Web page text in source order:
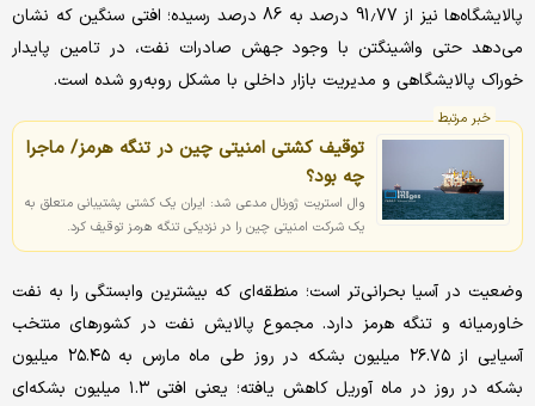
پالایشگاه‌ها نیز از 91.77 درصد به 86 درصد رسیده؛ افتی سنگین که نشان
می‌دهد حتی واشینگتن با وجود جهش صادرات نفت، در تامین پایدار
خوراک پالایشگاهی و مدیریت بازار داخلی با مشکل روبه‌رو شده است.
خبر مرتبط
توقیف کشتی امنیتی چین در تنگه هرمز/ ماجرا
چه بود؟
وال استریت ژورنال مدعی شد: ایران یک کشتی پشتیبانی متعلق به
یک شرکت امنیتی چین را در نزدیکی تنگه هرمز توقیف کرد.
وضعیت در آسیا بحرانی‌تر است؛ منطقه‌ای که بیشترین وابستگی را به نفت
خاورمیانه و تنگه هرمز دارد. مجموع پالایش نفت در کشورهای منتخب
آسیایی از ۲۶.۷۵ میلیون بشکه در روز طی ماه مارس به ۲۵.۴۵ میلیون
بشکه در روز در ماه آوریل کاهش یافته؛ یعنی افتی ۱.۳ میلیون بشکه‌ای